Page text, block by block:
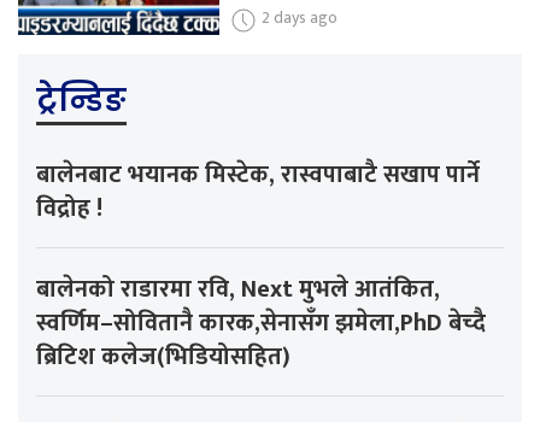
2 days ago
ट्रेन्डिङ
बालेनबाट भयानक मिस्टेक, रास्वपाबाटै सखाप पार्ने
विद्रोह !
बालेनको राडारमा रवि, Next मुभले आतंकित,
स्वर्णिम–सोवितानै कारक,सेनासँग झमेला,PhD बेच्दै
ब्रिटिश कलेज(भिडियोसहित)